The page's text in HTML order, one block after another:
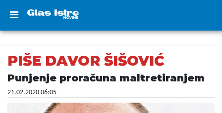
PIŠE DAVOR ŠIŠOVIĆ
Punjenje proračuna maltretiranjem
21.02.2020 06:05